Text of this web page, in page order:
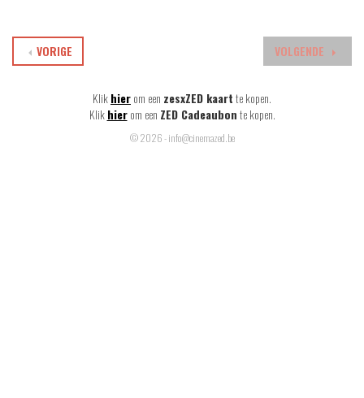
VOLGENDE
VORIGE
Klikhierom een zesxZED kaartte kopen.
Klik hier om een ZED Cadeaubonte kopen.
© 2026 - info@cinemazed.be